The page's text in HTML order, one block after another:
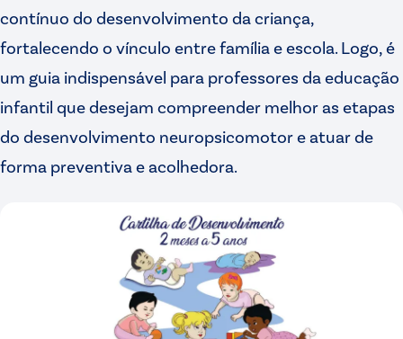
contínuo do desenvolvimento da criança,
fortalecendo o vínculo entre família e escola. Logo, é
um guia indispensável para professores da educação
infantil que desejam compreender melhor as etapas
do desenvolvimento neuropsicomotor e atuar de
forma preventiva e acolhedora.